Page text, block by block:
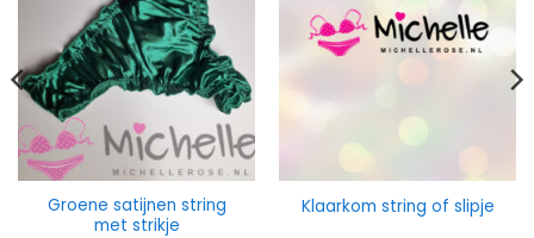
Groene satijnen string
met strikje
Klaarkom string of slipje